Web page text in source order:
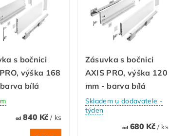
s bočnici
výška 168
bílá
od840 Kč/ ks
Zásuvka s bočnici
AXIS PRO, výška 120
mm - barva bílá
Skladem u dodavatele -
týden
od680 Kč / ks